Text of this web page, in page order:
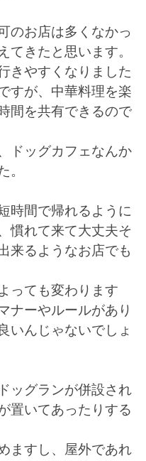
のお店は多くなかっ
てきたと思います。
きやすくなりました
すが、中華料理を楽
間を共有できるので
ドッグカフェなんか
。
時間で帰れるように
慣れて来て大丈夫そ
来るようなお店でも
っても変わります
ナーやルールがあり
いんじゃないでしょ
ッグランが併設され
置いてあったりする
ますし、屋外であれ